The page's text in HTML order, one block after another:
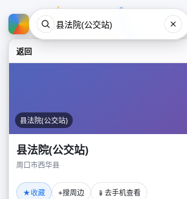
返回
县法院(公交站)
县法院(公交站)
周口市西华县
★收藏 ⌖搜周边 📱 去手机查看